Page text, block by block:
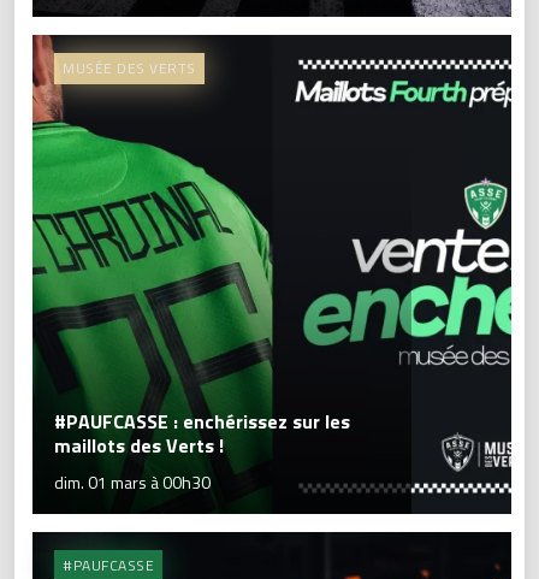
MUSÉE DES VERTS
#PAUFCASSE : enchérissez sur les
maillots des Verts !
dim. 01 mars à 00h30
#PAUFCASSE